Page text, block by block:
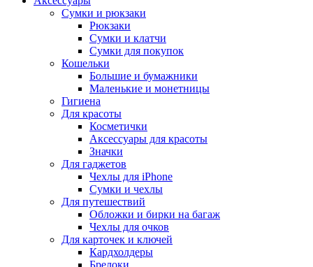
Сумки и рюкзаки
Рюкзаки
Сумки и клатчи
Сумки для покупок
Кошельки
Большие и бумажники
Маленькие и монетницы
Гигиена
Для красоты
Косметички
Аксессуары для красоты
Значки
Для гаджетов
Чехлы для iPhone
Сумки и чехлы
Для путешествий
Обложки и бирки на багаж
Чехлы для очков
Для карточек и ключей
Кардхолдеры
Брелоки